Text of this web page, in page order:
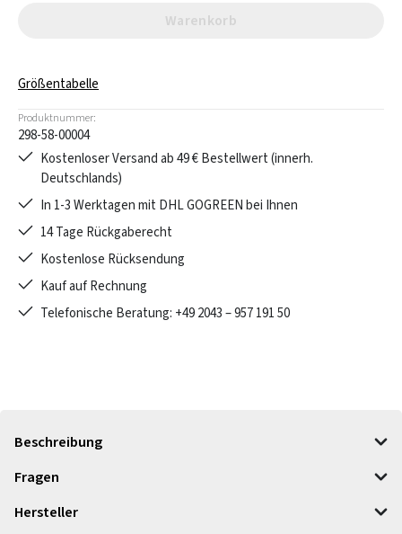
Warenkorb
Größentabelle
Produktnummer:
298-58-00004
Kostenloser Versand ab 49 € Bestellwert (innerh.
Deutschlands)
In 1-3 Werktagen mit DHL GOGREEN bei Ihnen
14 Tage Rückgaberecht
Kostenlose Rücksendung
Kauf auf Rechnung
Telefonische Beratung: +49 2043 – 957 191 50
Beschreibung
Fragen
Hersteller